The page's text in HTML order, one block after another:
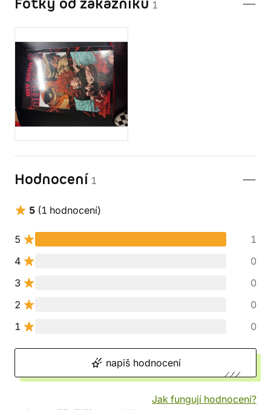
Fotky od zákazníků 1
Hodnocení 1
5 (1 hodnocení)
5
1
4
0
3
0
2
0
1
0
napiš hodnocení
Jak fungují hodnocení?